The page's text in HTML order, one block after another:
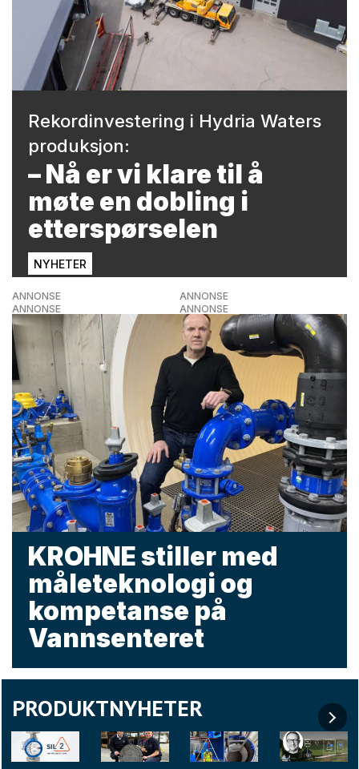
Rekordinvestering i Hydria Waters
produksjon:
– Nå er vi klare til å
møte en dobling i
etterspørselen
NYHETER
ANNONSE
ANNONSE
KROHNE stiller med
måleteknologi og
kompetanse på
Vannsenteret
PRODUKTNYHETER